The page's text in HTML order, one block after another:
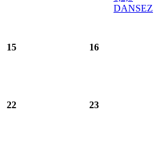
DANSEZ
15 16
22 23